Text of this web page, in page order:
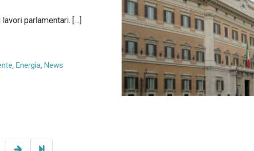
parlamentari. […]
, Energia, News